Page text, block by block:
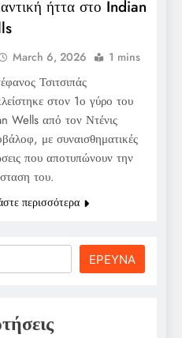
ήττα στο Indian
March 6, 2026 1 mins
Τσιτσιπάς
στον 1ο γύρο του
Wells από τον Ντένις
με συναισθηματικές
που αποτυπώνουν την
του.
περισσότερα
ΕΡΕΥΝΑ